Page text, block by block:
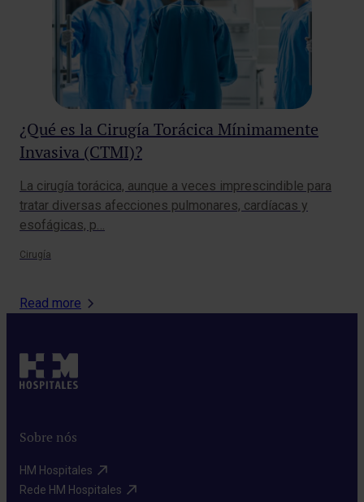
¿Qué es la Cirugía Torácica Mínimamente
Invasiva (CTMI)?
La cirugía torácica, aunque a veces imprescindible para
tratar diversas afecciones pulmonares, cardíacas y
esofágicas, p…
Cirugía
Read more
Sobre nós
HM Hospitales​
Rede HM Hospitales​